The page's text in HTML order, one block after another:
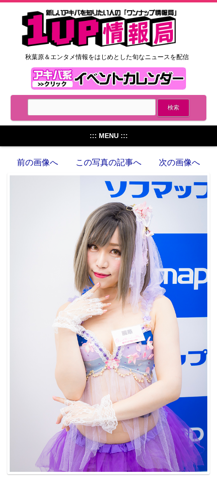
秋葉原＆エンタメ情報をはじめとした旬なニュースを配信
::: MENU :::
前の画像へ この写真の記事へ 次の画像へ